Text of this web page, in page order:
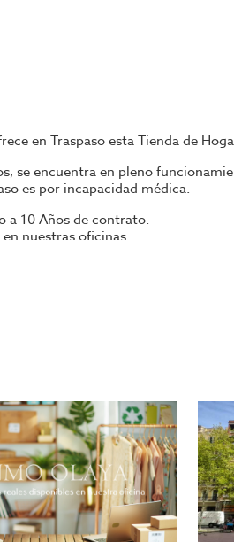
en Traspaso esta Tienda de
se encuentra en pleno
es por incapacidad médica.
a 10 Años de contrato.
nuestras oficinas.
en contacto con nosotros, o